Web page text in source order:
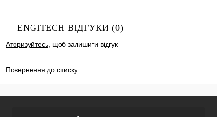
ENGITECH ВІДГУКИ (0)
Аторизуйтесь , щоб залишити відгук
Повернення до списку